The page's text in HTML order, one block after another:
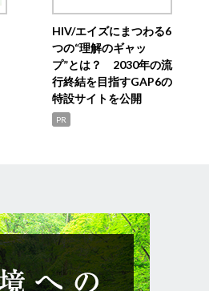
HIV/エイズにまつわる6
つの“理解のギャッ
プ”とは？ 2030年の流
行終結を目指すGAP6の
特設サイトを公開
PR